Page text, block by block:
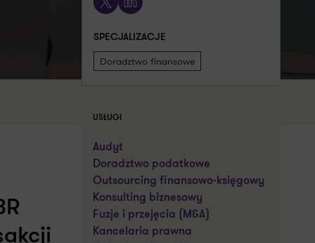
SPECJALIZACJE
Doradztwo finansowe
USŁUGI
Audyt
Doradztwo podatkowe
Outsourcing finansowo-księgowy
Konsulting biznesowy
Fuzje i przejęcia (M&A)
Kancelaria prawna